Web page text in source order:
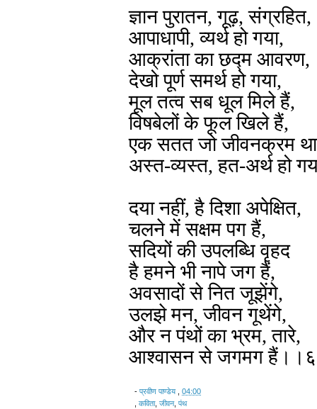
ज्ञान पुरातन, गूढ़, संग्रहित,
आपाधापी, व्यर्थ हो गया,
आक्रांता का छद्म आवरण,
देखो पूर्ण समर्थ हो गया,
मूल तत्व सब धूल मिले हैं,
विषबेलों के फूल खिले हैं,
एक सतत जो जीवनक्रम
अस्त-व्यस्त, हत-अर्थ हो
दया नहीं, है दिशा अपेक्षित,
चलने में सक्षम पग हैं,
सदियों की उपलब्धि वृहद
है हमने भी नापे जग हैं,
अवसादों से नित जूझेंगे,
उलझे मन, जीवन गूथेंगे,
और न पंथों का भ्रम, तारे,
आश्वासन से जगमग
- प्रवीण पाण्डेय
04:00
कविता, जीवन, पंथ